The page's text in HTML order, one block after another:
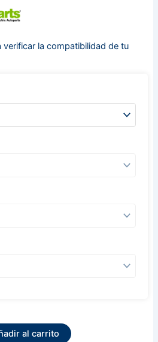
la compatibilidad de tu
al carrito